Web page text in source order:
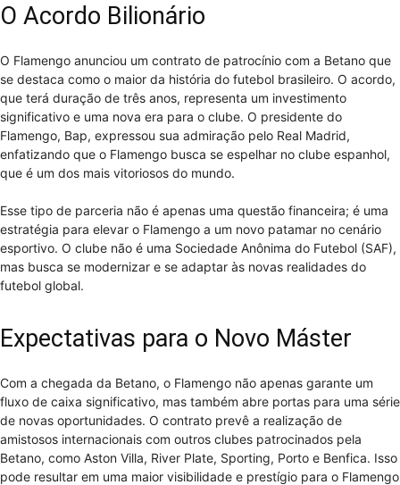
O Acordo Bilionário
O Flamengo anunciou um contrato de patrocínio com a Betano que
se destaca como o maior da história do futebol brasileiro. O acordo,
que terá duração de três anos, representa um investimento
significativo e uma nova era para o clube. O presidente do
Flamengo, Bap, expressou sua admiração pelo Real Madrid,
enfatizando que o Flamengo busca se espelhar no clube espanhol,
que é um dos mais vitoriosos do mundo.
Esse tipo de parceria não é apenas uma questão financeira; é uma
estratégia para elevar o Flamengo a um novo patamar no cenário
esportivo. O clube não é uma Sociedade Anônima do Futebol (SAF),
mas busca se modernizar e se adaptar às novas realidades do
futebol global.
Expectativas para o Novo Máster
Com a chegada da Betano, o Flamengo não apenas garante um
fluxo de caixa significativo, mas também abre portas para uma série
de novas oportunidades. O contrato prevê a realização de
amistosos internacionais com outros clubes patrocinados pela
Betano, como Aston Villa, River Plate, Sporting, Porto e Benfica. Isso
pode resultar em uma maior visibilidade e prestígio para o Flamengo